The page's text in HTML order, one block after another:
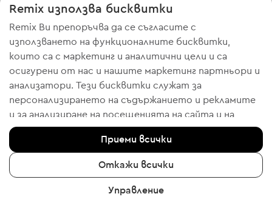
-20% с WELCOME
Къса рокля
18,90 € / 36,97 лв.
-50% с FESTIVE
Monsoon
Discount Price:
18,91 € / 36,98 лв.
Препоръчителна цена:
RRP69,00 € (-72%)
Remix използва бисквитки
Remix Ви препоръчва да се съгласите с
използването на функционалните бисквитки,
които са с маркетинг и аналитични цели и са
осигурени от нас и нашите маркетинг партньори и
анализатори. Тези бисквитки служат за
персонализирането на съдържанието и рекламите
и за анализиране на посещенията на сайта и на
мобилното приложение - информация, която ни
помага да Ви показваме продукти, които бихте
харесали. Ако сте съгласни, моля потвърдете с
клик върху бутона “Да, съгласен съм“.
За да получите повече информация, моля
Приеми всички
Откажи всички
Управление